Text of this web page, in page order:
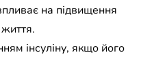
на підвищення
інсуліну, якщо його